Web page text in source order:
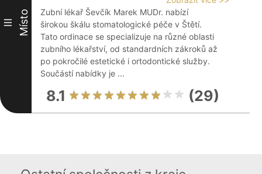
III Místo
Zubní lékař Ševčík Marek MUDr. nabízí
širokou škálu stomatologické péče v Štětí.
Tato ordinace se specializuje na různé oblasti
zubního lékařství, od standardních zákroků až
po pokročilé estetické i ortodontické služby.
Součástí nabídky je ...
8.1 (29)